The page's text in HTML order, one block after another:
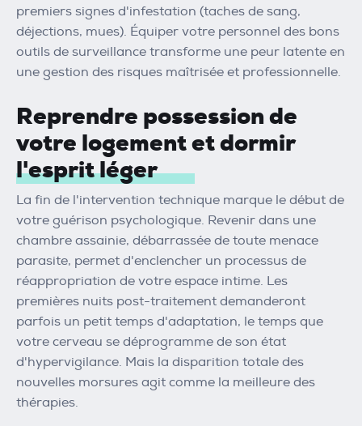
premiers signes d'infestation (taches de sang,
déjections, mues). Équiper votre personnel des bons
outils de surveillance transforme une peur latente en
une gestion des risques maîtrisée et professionnelle.
Reprendre possession de
votre logement et dormir
l'esprit léger
La fin de l'intervention technique marque le début de
votre guérison psychologique. Revenir dans une
chambre assainie, débarrassée de toute menace
parasite, permet d'enclencher un processus de
réappropriation de votre espace intime. Les
premières nuits post-traitement demanderont
parfois un petit temps d'adaptation, le temps que
votre cerveau se déprogramme de son état
d'hypervigilance. Mais la disparition totale des
nouvelles morsures agit comme la meilleure des
thérapies.